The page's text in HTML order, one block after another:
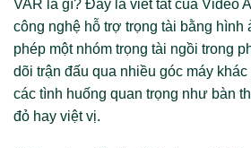
VAR là gì? Đây là viết tắt của Video
công nghệ hỗ trợ trọng tài bằng hình
phép một nhóm trọng tài ngồi trong
dõi trận đấu qua nhiều góc máy
các tình huống quan trọng như bàn
đỏ hay việt vị.